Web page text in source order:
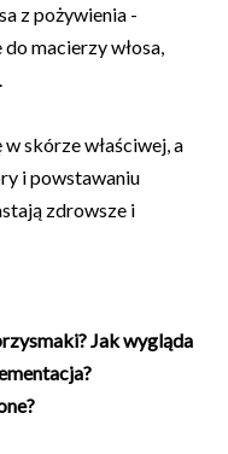
z pożywienia -
macierzy włosa,
skórze właściwej, a
i powstawaniu
zdrowsze i
Jak wygląda